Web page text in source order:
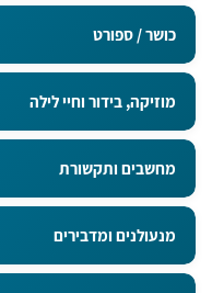
כושר / ספורט
מוזיקה, בידור וחיי לילה
מחשבים ותקשורת
מנעולנים ומדבירים